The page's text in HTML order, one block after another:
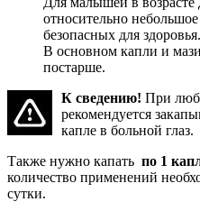
относительно
безопасных для здоровья.
В основном капли и
постарше.
К сведению! При
рекомендуется
капле в больной глаз.
Также нужно капать по 1
количество применений
сутки.